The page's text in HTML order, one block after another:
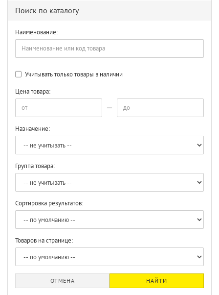
Поиск по каталогу
Наименование:
Учитывать только товары в наличии
Цена товара:
Назначение:
Группа товара:
Сортировка результатов:
Товаров на странице:
ОТМЕНА НАЙТИ